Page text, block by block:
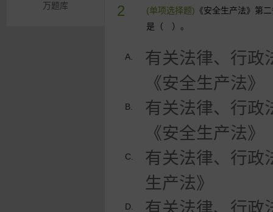
万题库 2 (单项选择题) 《安全生产法》第
是（ ）。
A.
有关法律、行政
《安全生产法》
B.
有关法律、行政
《安全生产法》
C.
有关法律、行政
生产法》
D.
有关法律、行政